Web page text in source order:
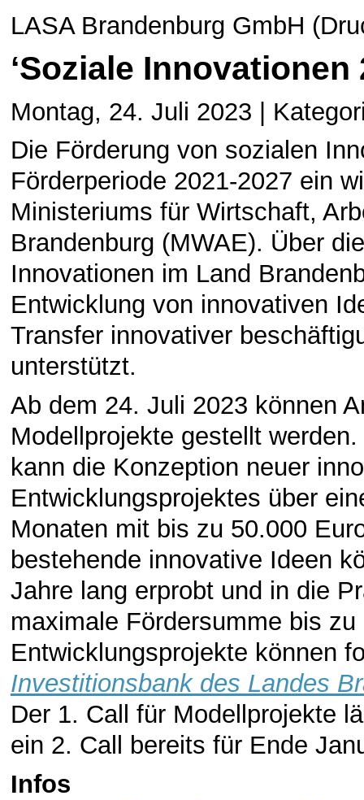
LASA Brandenburg GmbH
‘Soziale Innovationen
Montag, 24. Juli 2023 |
Die Förderung von sozialen
Förderperiode 2021-2027 ein
Ministeriums für Wirtschaft,
Brandenburg (MWAE). Über
Innovationen im Land
Entwicklung von innovativen
Transfer innovativer
unterstützt.
Ab dem 24. Juli 2023 können
Modellprojekte gestellt
kann die Konzeption neuer
Entwicklungsprojektes über
Monaten mit bis zu 50.000
bestehende innovative Ideen
Jahre lang erprobt und in die
maximale Fördersumme bis
Entwicklungsprojekte können
Investitionsbank des Landes
Der 1. Call für Modellprojekte
ein 2. Call bereits für Ende
Infos